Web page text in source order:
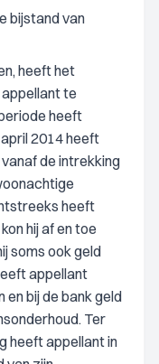
bijstand van
heeft het
te
heeft
2014 heeft
de intrekking
heeft
hij af en toe
soms ook geld
appellant
en bij de bank geld
Ter
heeft appellant in